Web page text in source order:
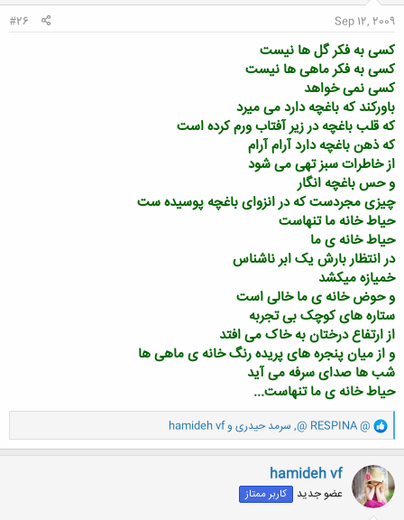
Sep 12, 2009
#26
کسی به فکر گل ها نیست
کسی به فکر ماهی ها نیست
کسی نمی خواهد
باورکند که باغچه دارد می میرد
که قلب باغچه در زیر آفتاب ورم کرده است
که ذهن باغچه دارد آرام آرام
از خاطرات سبز تهی می شود
و حس باغچه انگار
چیزی مجردست که در انزوای باغچه پوسیده ست
حیاط خانه ما تنهاست
حیاط خانه ی ما
در انتظار بارش یک ابر ناشناس
خمیازه میکشد
و حوض خانه ی ما خالی است
ستاره های کوچک بی تجربه
از ارتفاع درختان به خاک می افتد
و از میان پنجره های پریده رنگ خانه ی ماهی ها
شب ها صدای سرفه می آید
حیاط خانه ی ما تنهاست...
و
ا
ک
ن
ش
ه
ا
@ RESPINA @
, سرمد حیدری وhamideh vf
hamideh vf
عضو جدید کاربر ممتاز